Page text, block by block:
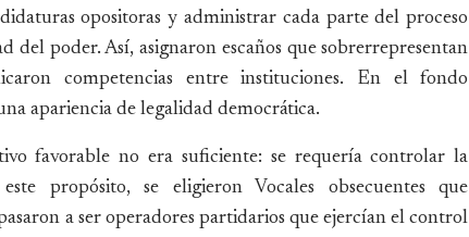
opositoras y administrar cada parte del proceso
poder. Así, asignaron escaños que sobrerrepresentan
competencias entre instituciones. En el fondo
apariencia de legalidad democrática.
favorable no era suficiente: se requería controlar la
propósito, se eligieron Vocales obsecuentes que
a ser operadores partidarios que ejercían el control